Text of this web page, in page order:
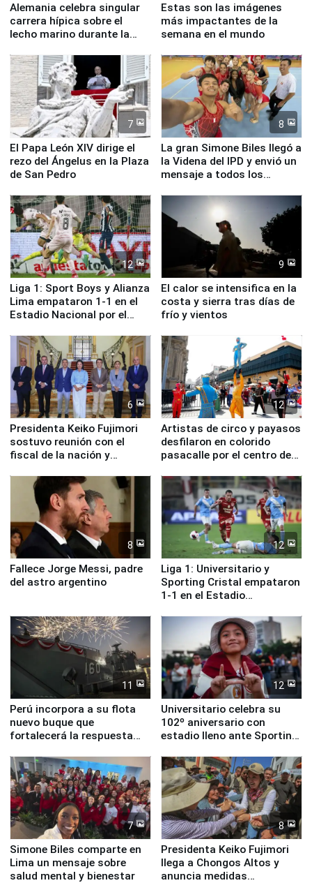
Alemania celebra singular
carrera hípica sobre el
lecho marino durante la
Estas son las imágenes
más impactantes de la
semana en el mundo
7
El Papa León XIV dirige el
rezo del Ángelus en la Plaza
de San Pedro
8
La gran Simone Biles llegó a
la Videna del IPD y envió un
mensaje a todos los
12
Liga 1: Sport Boys y Alianza
Lima empataron 1-1 en el
Estadio Nacional por el
9
El calor se intensifica en la
costa y sierra tras días de
frío y vientos
6
Presidenta Keiko Fujimori
sostuvo reunión con el
fiscal de la nación y
12
Artistas de circo y payasos
desfilaron en colorido
pasacalle por el centro de
8
Fallece Jorge Messi, padre
del astro argentino
12
Liga 1: Universitario y
Sporting Cristal empataron
1-1 en el Estadio
11
Perú incorpora a su flota
nuevo buque que
fortalecerá la respuesta
12
Universitario celebra su
102º aniversario con
estadio lleno ante Sporting
7
Simone Biles comparte en
Lima un mensaje sobre
salud mental y bienestar
8
Presidenta Keiko Fujimori
llega a Chongos Altos y
anuncia medidas